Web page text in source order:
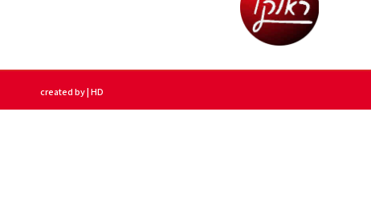
created by | HD